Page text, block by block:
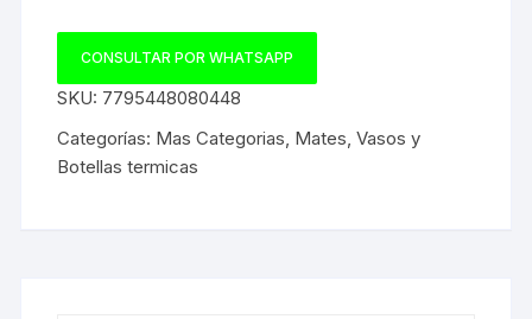
CONSULTAR POR WHATSAPP
SKU: 7795448080448
Categorías: Mas Categorias, Mates,Vasos y
Botellas termicas